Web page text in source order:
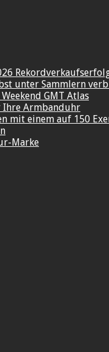
unter Sammlern
Weekend GMT Atlas
Ihre Armbanduhr
mit einem auf 150
Marke